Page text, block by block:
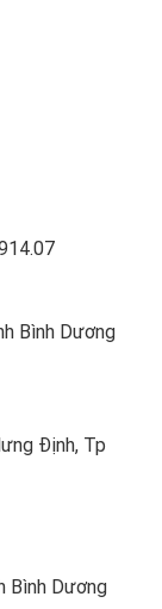
Bình Dương
Định, Tp
Bình Dương